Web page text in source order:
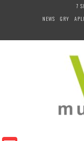
7
NEWS
GRY